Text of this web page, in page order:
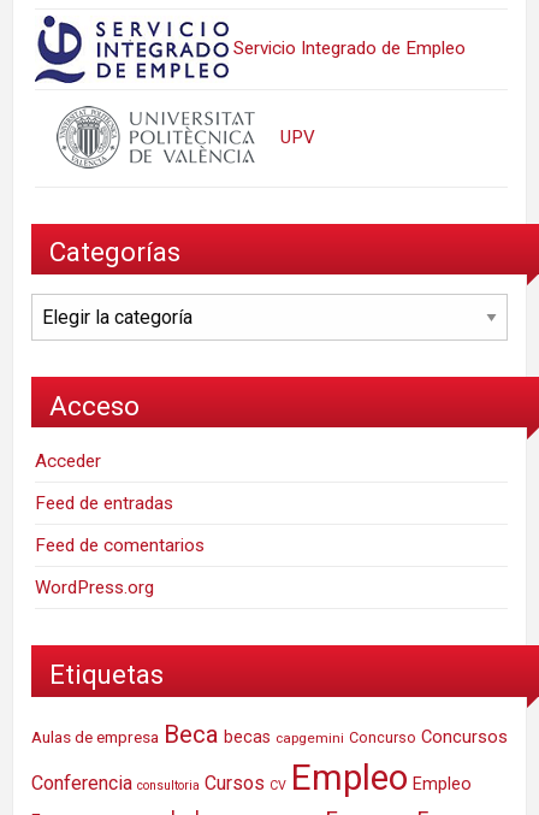
Servicio Integrado de Empleo
UPV
Categorías
Categorías
Acceso
Acceder
Feed de entradas
Feed de comentarios
WordPress.org
Etiquetas
Aulas de empresa Beca becas capgemini Concurso Concursos
Conferencia consultoria Cursos CV Empleo Empleo